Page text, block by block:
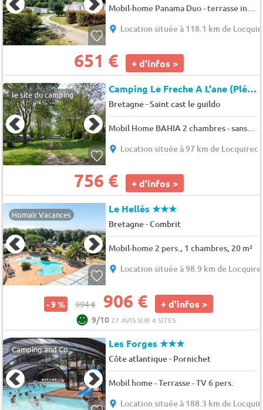
Location située à 118.1 km de
651 € + d'infos >
le site du camping Camping Le Freche A L'ane (Pléboulle à 5 km)
Bretagne-Saint cast le guildo
Mobil Home BAHIA 2 chambres - sans animaux (samedi) 4 pers.
Location située à 97 km de Locquirec
756 € + d'infos >
Homair Vacances Le Hellès★★★
Bretagne-Combrit
Mobil-home 2 pers., 1 chambres, 20 m²
Location située à 98.9 km de
- 9 % 994 € 906 € + d'infos >
9/10 27 AVIS SUR 4 SITES
Camping and Co Les Forges★★★
Côte atlantique- Pornichet
Mobil home - Terrasse - TV 6 pers.
Location située à 188.3 km de